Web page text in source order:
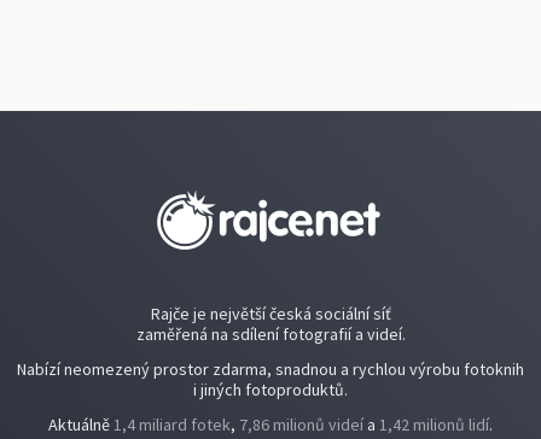
Rajče je největší česká sociální síť
zaměřená na sdílení fotografií a videí.
Nabízí neomezený prostor zdarma, snadnou a rychlou výrobu fotoknih
i jiných fotoproduktů.
Aktuálně1,4 miliard fotek, 7,86 milionů videí a 1,42 milionů lidí.